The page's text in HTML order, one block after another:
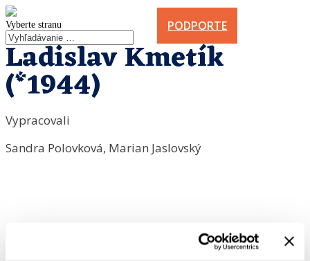
Vyberte stranu PODPORTE
Ladislav Kmetík
(*1944)
Vypracovali
Sandra Polovková, Marian Jaslovský